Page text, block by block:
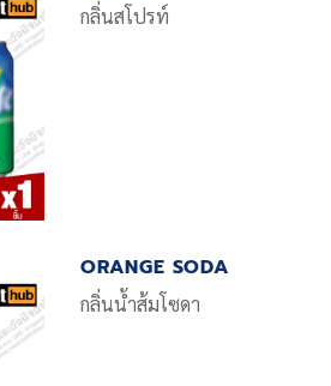
กลิ่นสโปรท์
ORANGE SODA
กลิ่นน้ำส้มโซดา